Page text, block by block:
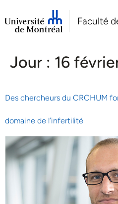
Faculté
Jour : 16
Des chercheurs du CRCHUM
domaine de l’infertilité